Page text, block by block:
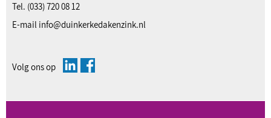
Tel. (033) 720 08 12
E-mail info@duinkerkedakenzink.nl
Volg ons op